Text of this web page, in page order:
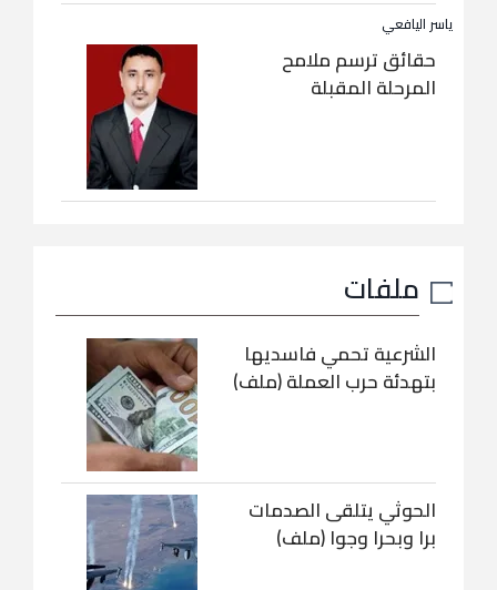
ياسر اليافعي
حقائق ترسم ملامح
المرحلة المقبلة
ملفات
الشرعية تحمي فاسديها
بتهدئة حرب العملة (ملف)
الحوثي يتلقى الصدمات
برا وبحرا وجوا (ملف)